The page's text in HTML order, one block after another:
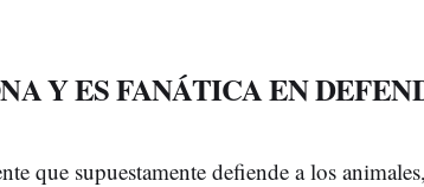
Y ES FANÁTICA EN
que supuestamente defiende a los